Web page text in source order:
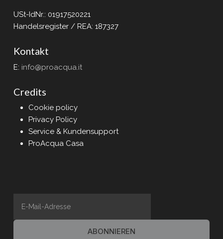
USt-IdNr.: 01917520221
Handelsregister / REA: 187327
Kontakt
E: info@proacqua.it
Credits
Cookie policy
Privacy Policy
Service & Kundensupport
ProAcqua Casa